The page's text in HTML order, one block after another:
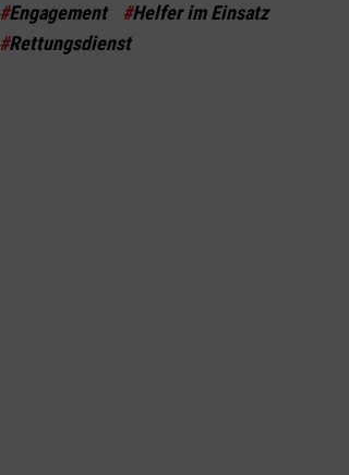
#Engagement #Helfer im Einsatz
#Rettungsdienst